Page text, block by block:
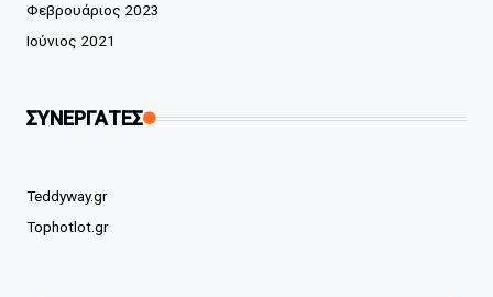
Φεβρουάριος 2023
Ιούνιος 2021
ΣΥΝΕΡΓΑΤΕΣ
Teddyway.gr
Tophotlot.gr